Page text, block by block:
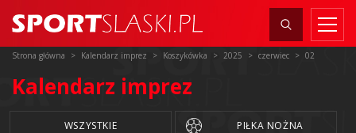
Strona główna Kalendarz imprez Koszykówka 2025 czerwiec 02
Kalendarz imprez
WSZYSTKIE PIŁKA NOŻNA